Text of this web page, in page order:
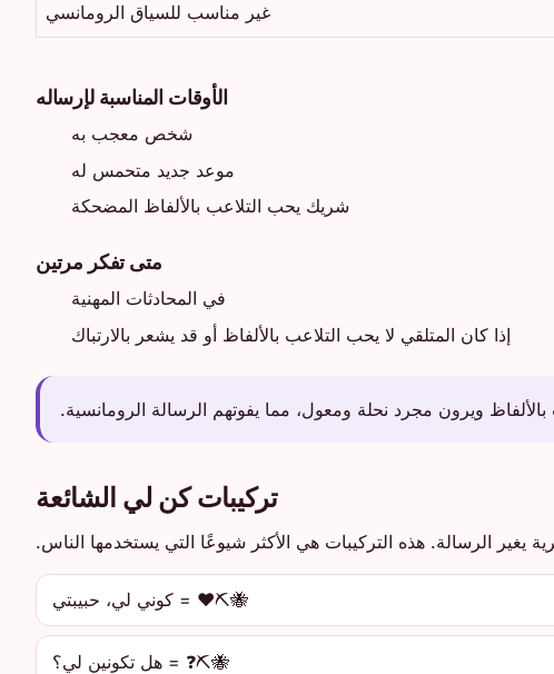
غير مناسب للسياق الرومانسي
الأوقات المناسبة لإرساله
شخص معجب به
موعد جديد متحمس له
شريك يحب التلاعب بالألفاظ المضحكة
متى تفكر مرتين
في المحادثات المهنية
إذا كان المتلقي لا يحب التلاعب بالألفاظ أو قد يشعر بالارتباك
ويرون مجرد نحلة ومعول، مما يفوتهم الرسالة الرومانسية.
تركيبات كن لي الشائعة
يغير الرسالة. هذه التركيبات هي الأكثر شيوعًا التي يستخدمها الناس.
🐝⛏️❤️ = كوني لي، حبيبتي
🐝⛏️❓ = هل تكونين لي؟